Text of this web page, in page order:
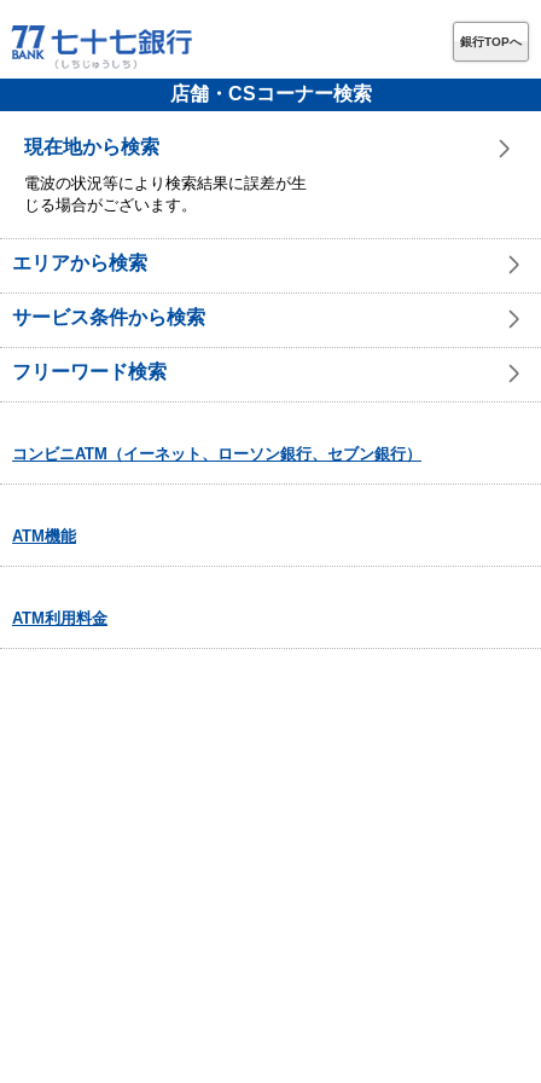
銀行TOPへ
店舗・CSコーナー検索
現在地から検索
電波の状況等により検索結果に誤差が生
じる場合がございます。
エリアから検索
サービス条件から検索
フリーワード検索
コンビニATM（イーネット、ローソン銀行、セブン銀行）
ATM機能
ATM利用料金